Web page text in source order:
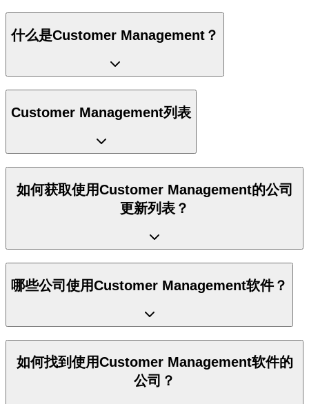
什么是Customer Management？
Customer Management列表
如何获取使用Customer Management的公司
更新列表？
哪些公司使用Customer Management软件？
如何找到使用Customer Management软件的
公司？